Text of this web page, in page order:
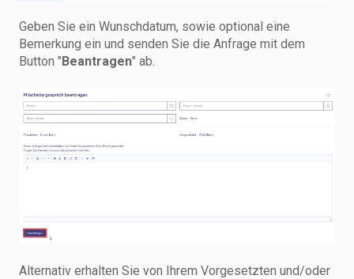
Geben Sie ein Wunschdatum, sowie optional eine
Bemerkung ein und senden Sie die Anfrage mit dem
Button " Beantragen" ab.
Alternativ erhalten Sie von Ihrem Vorgesetzten und/oder